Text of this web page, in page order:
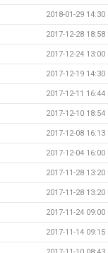
2018-01-29 14:30
2017-12-28 18:58
2017-12-24 13:00
2017-12-19 14:30
2017-12-11 16:44
2017-12-10 18:54
2017-12-08 16:13
2017-12-04 16:00
2017-11-28 13:20
2017-11-28 13:20
2017-11-24 09:00
2017-11-14 09:15